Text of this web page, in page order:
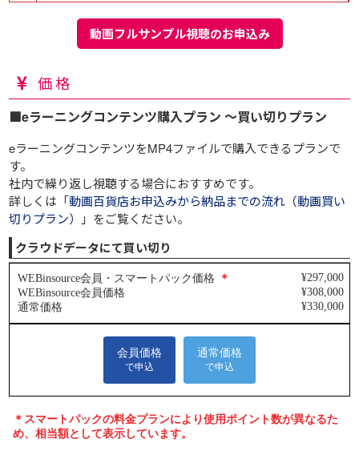
動画フルサンプル視聴のお申込み
価格
■eラーニングコンテンツ購入プラン ～買い切りプラン
eラーニングコンテンツをMP4ファイルで購入できるプランで
す。
社内で繰り返し視聴する場合におすすめです。
詳しくは「動画百貨店お申込みから納品までの流れ（動画買い
切りプラン）
」をご覧ください。
クラウドデータにて買い切り